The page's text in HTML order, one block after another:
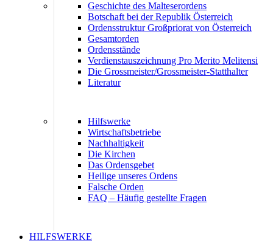
Geschichte des Malteserordens
Botschaft bei der Republik Österreich
Ordensstruktur Großpriorat von Österreich
Gesamtorden
Ordensstände
Verdienstauszeichnung Pro Merito Melitensi
Die Grossmeister/Grossmeister-Statthalter
Literatur
Hilfswerke
Wirtschaftsbetriebe
Nachhaltigkeit
Die Kirchen
Das Ordensgebet
Heilige unseres Ordens
Falsche Orden
FAQ – Häufig gestellte Fragen
HILFSWERKE